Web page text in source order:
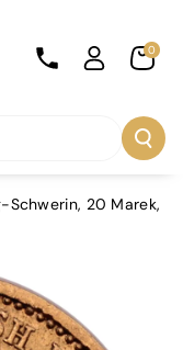
0
Schwerin, 20 Marek,